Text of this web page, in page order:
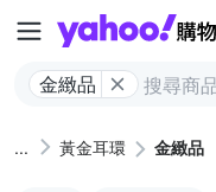
金緻品
黃金耳環 金緻品